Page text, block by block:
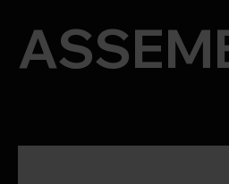
MEMBRES
CLUB DE